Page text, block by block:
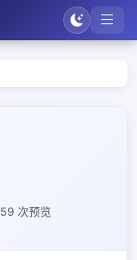
59 次预览